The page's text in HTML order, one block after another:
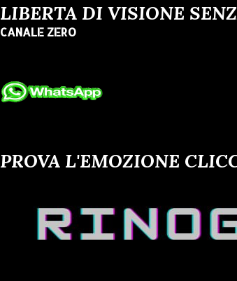
LIBERTA DI VISIONE
CANALE ZERO
PROVA L'EMOZIONE